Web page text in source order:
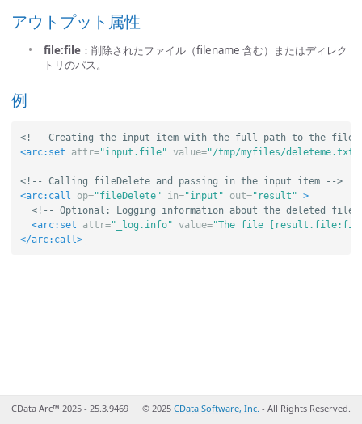
アウトプット属性
file:file ：削除されたファイル（filename 含む）またはディレク
トリのパス。
例
<!-- Creating the input item with the full path to the file
<arc:set
attr="input.file" value="/tmp/myfiles/deleteme.txt"
<!-- Calling fileDelete and passing in the input item -->
<arc:call
op="fileDelete" in="input" out="result" >
<!-- Optional: Logging information about the deleted
<arc:set
attr="_log.info" value="The file
</arc:call>
CData Arc™ 2025 - 25.3.9469 © 2025 CData Software, Inc. - All Rights Reserved.